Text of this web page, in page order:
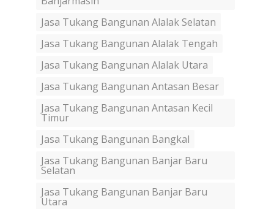
Jasa Tukang Bangunan Alalak Selatan
Jasa Tukang Bangunan Alalak Tengah
Jasa Tukang Bangunan Alalak Utara
Jasa Tukang Bangunan Antasan Besar
Jasa Tukang Bangunan Antasan Kecil
Timur
Jasa Tukang Bangunan Bangkal
Jasa Tukang Bangunan Banjar Baru
Selatan
Jasa Tukang Bangunan Banjar Baru
Utara